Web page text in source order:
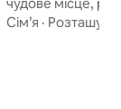
5 з 5,
35 хвилин від
Сім’я ·